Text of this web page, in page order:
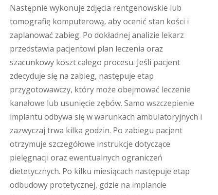
Następnie wykonuje zdjęcia rentgenowskie lub
tomografię komputerową, aby ocenić stan kości i
zaplanować zabieg. Po dokładnej analizie lekarz
przedstawia pacjentowi plan leczenia oraz
szacunkowy koszt całego procesu. Jeśli pacjent
zdecyduje się na zabieg, następuje etap
przygotowawczy, który może obejmować leczenie
kanałowe lub usunięcie zębów. Samo wszczepienie
implantu odbywa się w warunkach ambulatoryjnych i
zazwyczaj trwa kilka godzin. Po zabiegu pacjent
otrzymuje szczegółowe instrukcje dotyczące
pielęgnacji oraz ewentualnych ograniczeń
dietetycznych. Po kilku miesiącach następuje etap
odbudowy protetycznej, gdzie na implancie